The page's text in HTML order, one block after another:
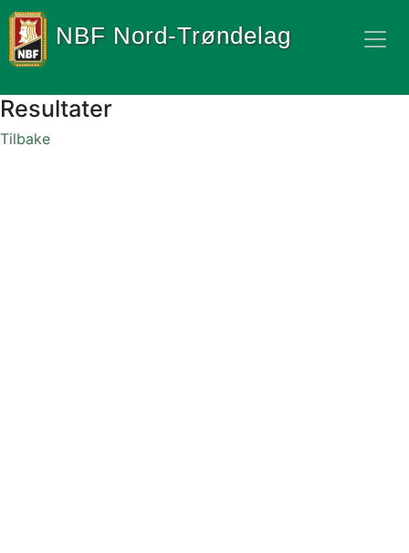
NBF Nord-Trøndelag
Resultater
Tilbake